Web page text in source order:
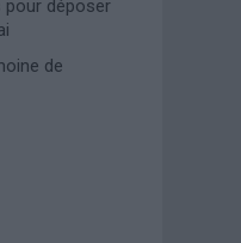
pour déposer
de